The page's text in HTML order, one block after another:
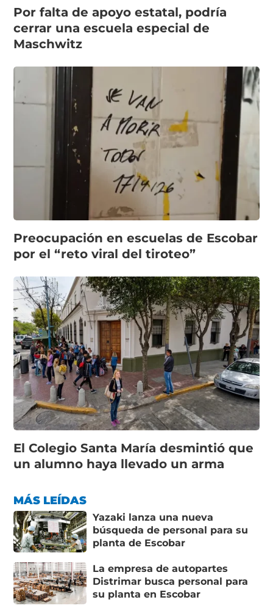
Por falta de apoyo estatal, podría
cerrar una escuela especial de
Maschwitz
Preocupación en escuelas de Escobar
por el “reto viral del tiroteo”
El Colegio Santa María desmintió que
un alumno haya llevado un arma
MÁS LEÍDAS
Yazaki lanza una nueva
búsqueda de personal para su
planta de Escobar
La empresa de autopartes
Distrimar busca personal para
su planta en Escobar